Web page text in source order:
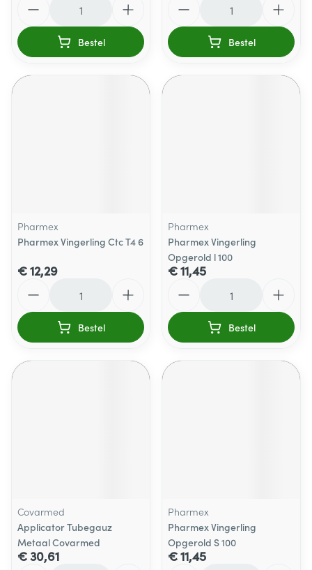
Bestel Bestel
Pharmex
Pharmex Vingerling Ctc T4 6
€ 12,29
Bestel
Pharmex
Pharmex Vingerling
Opgerold l 100
€ 11,45
Bestel
Covarmed
Applicator Tubegauz
Metaal Covarmed
€ 30,61
Pharmex
Pharmex Vingerling
Opgerold S 100
€ 11,45